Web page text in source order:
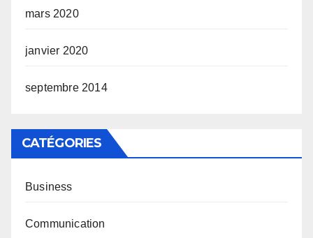
mars 2020
janvier 2020
septembre 2014
CATÉGORIES
Business
Communication